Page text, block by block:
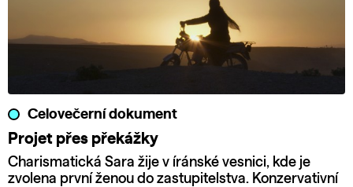
Celovečerní dokument
Projet přes překážky
Charismatická Sara žije v íránské vesnici, kde je
zvolena první ženou do zastupitelstva. Konzervativní